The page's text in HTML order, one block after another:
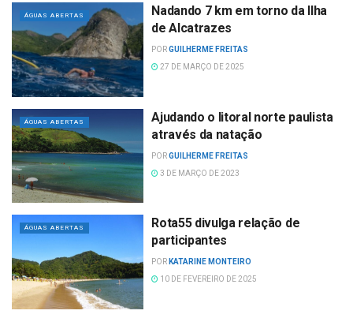
ÁGUAS ABERTAS
Nadando 7 km em torno da Ilha
de Alcatrazes
PORGUILHERME FREITAS
27 DE MARÇO DE 2025
ÁGUAS ABERTAS
Ajudando o litoral norte paulista
através da natação
PORGUILHERME FREITAS
3 DE MARÇO DE 2023
ÁGUAS ABERTAS
Rota55 divulga relação de
participantes
POR KATARINE MONTEIRO
10 DE FEVEREIRO DE 2025